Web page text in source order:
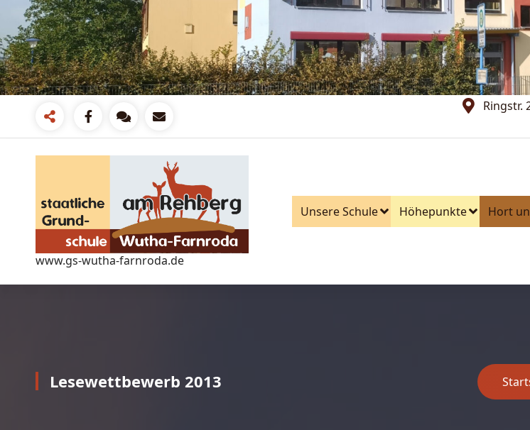
Inhalt
springen
Ringstr.
www.gs-wutha-farnroda.de
Unsere Schule Höhepunkte Hort
Lesewettbewerb 2013